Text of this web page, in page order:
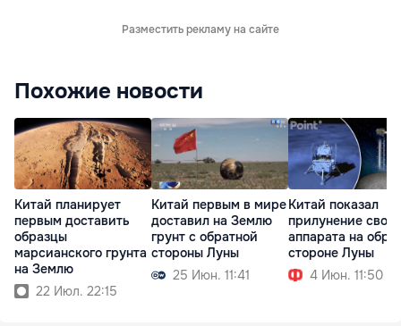
Разместить рекламу на сайте
Похожие новости
Китай планирует
первым доставить
образцы
марсианского грунта
на Землю
22 Июл. 22:15
Китай первым в мире
доставил на Землю
грунт с обратной
стороны Луны
25 Июн. 11:41
Китай показал
прилунение
аппарата на
стороне Луны
4 Июн. 11:50